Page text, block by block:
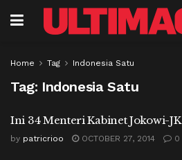
Home Tag Indonesia Satu
Tag: Indonesia Satu
Ini 34 Menteri Kabinet Jokowi-JK
by patricrioo OCTOBER 27, 2014 0